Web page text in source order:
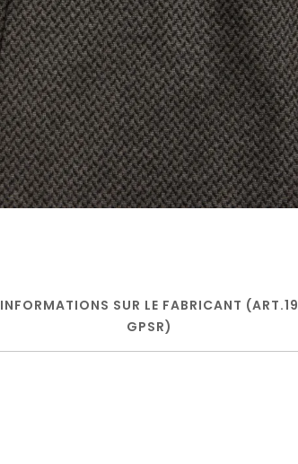
INFORMATIONS SUR LE FABRICANT (ART.19
GPSR)